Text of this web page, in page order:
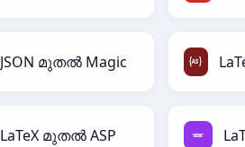
JSON മുതൽ Magic
LaTeX മുതൽ ASP